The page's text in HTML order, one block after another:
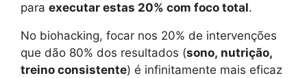
para executar estas 20% com foco total.
No biohacking, focar nos 20% de intervenções
que dão 80% dos resultados (sono, nutrição,
treino consistente) é infinitamente mais eficaz